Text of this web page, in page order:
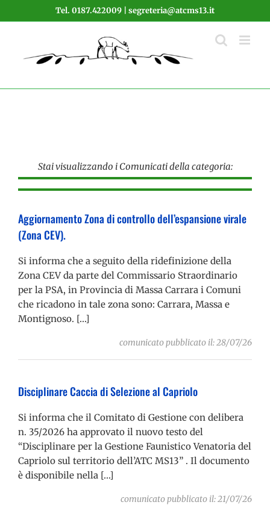
al
Tel. 0187.422009 | segreteria@atcms13.it
Stai visualizzando i Comunicati della categoria:
Aggiornamento Zona di controllo dell’espansione virale
(Zona CEV).
Si informa che a seguito della ridefinizione della
Zona CEV da parte del Commissario Straordinario
per la PSA, in Provincia di Massa Carrara i Comuni
che ricadono in tale zona sono: Carrara, Massa e
Montignoso. […]
comunicato pubblicato il: 28/07/26
Disciplinare Caccia di Selezione al Capriolo
Si informa che il Comitato di Gestione con delibera
n. 35/2026 ha approvato il nuovo testo del
“Disciplinare per la Gestione Faunistico Venatoria del
Capriolo sul territorio dell’ATC MS13” . Il documento
è disponibile nella […]
comunicato pubblicato il: 21/07/26